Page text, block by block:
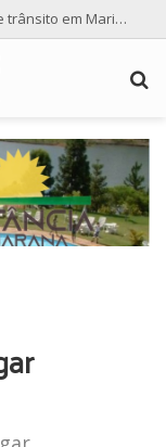
Duas mulheres morrem em acidentes de trânsito em Maringá